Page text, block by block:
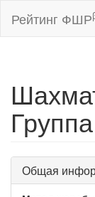
Рейтинг ФШР
Общая